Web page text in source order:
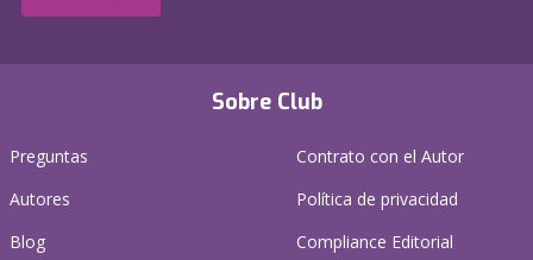
Sobre Club
Preguntas
Autores
Blog
Contrato con el Autor
Política de privacidad
Compliance Editorial